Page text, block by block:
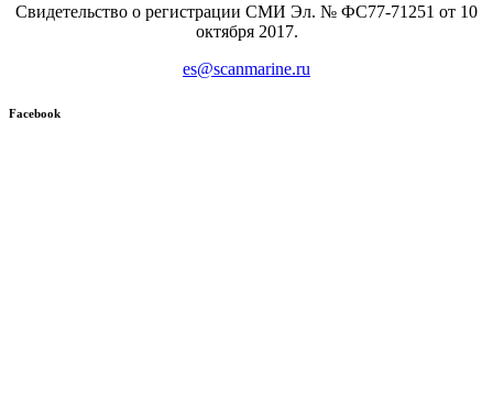
Свидетельство о регистрации СМИ Эл. № ФС77-71251 от 10
октября 2017.
es@scanmarine.ru
Facebook